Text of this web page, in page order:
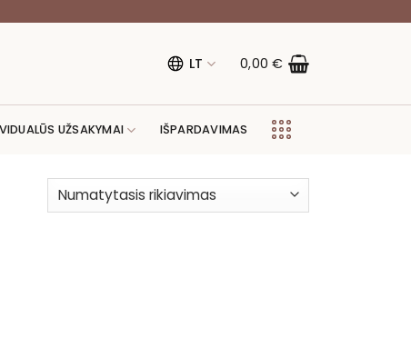
LT 0,00€
UŽSAKYMAI IŠPARDAVIMAS